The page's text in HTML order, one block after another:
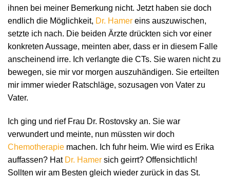
ihnen bei meiner Bemerkung nicht. Jetzt haben sie doch
endlich die Möglichkeit, Dr. Hamer eins auszuwischen,
setzte ich nach. Die beiden Ärzte drückten sich vor einer
konkreten Aussage, meinten aber, dass er in diesem Falle
anscheinend irre. Ich verlangte die CTs. Sie waren nicht zu
bewegen, sie mir vor morgen auszuhändigen. Sie erteilten
mir immer wieder Ratschläge, sozusagen von Vater zu
Vater.
Ich ging und rief Frau Dr. Rostovsky an. Sie war
verwundert und meinte, nun müssten wir doch
Chemotherapie machen. Ich fuhr heim. Wie wird es Erika
auffassen? Hat Dr. Hamer sich geirrt? Offensichtlich!
Sollten wir am Besten gleich wieder zurück in das St.